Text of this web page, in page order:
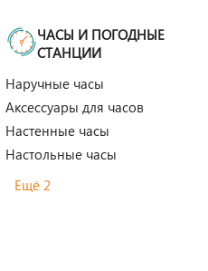
ЧАСЫ И ПОГОДНЫЕ
СТАНЦИИ
Наручные часы
Аксессуары для часов
Настенные часы
Настольные часы
Ещё 2